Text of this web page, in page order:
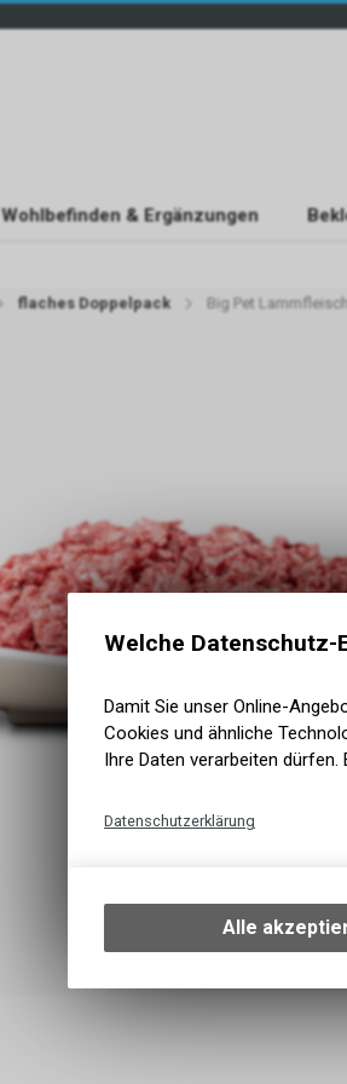
Wohlbefinden & Ergänzungen
flaches Doppelpack Big Pet
Welche Datenschutz-
Damit Sie unser Online-
Cookies und ähnliche
Ihre Daten verarbeiten
Datenschutzerklärung
Ihrem Gerät,
Verwendung
zulassen.
Alle